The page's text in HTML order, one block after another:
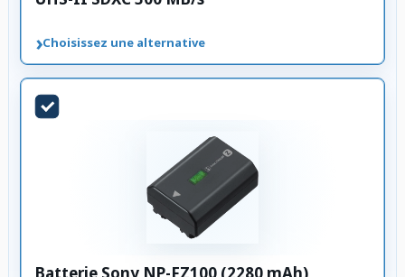
›Choisissez une alternative